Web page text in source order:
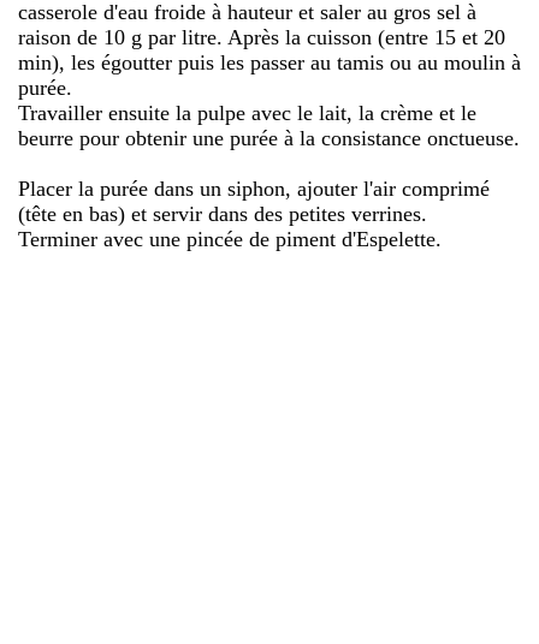
casserole d'eau froide à hauteur et saler au gros sel à
raison de 10 g par litre. Après la cuisson (entre 15 et 20
min), les égoutter puis les passer au tamis ou au moulin à
purée.
Travailler ensuite la pulpe avec le lait, la crème et le
beurre pour obtenir une purée à la consistance onctueuse.
Placer la purée dans un siphon, ajouter l'air comprimé
(tête en bas) et servir dans des petites verrines.
Terminer avec une pincée de piment d'Espelette.